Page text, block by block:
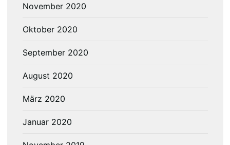
November 2020
Oktober 2020
September 2020
August 2020
März 2020
Januar 2020